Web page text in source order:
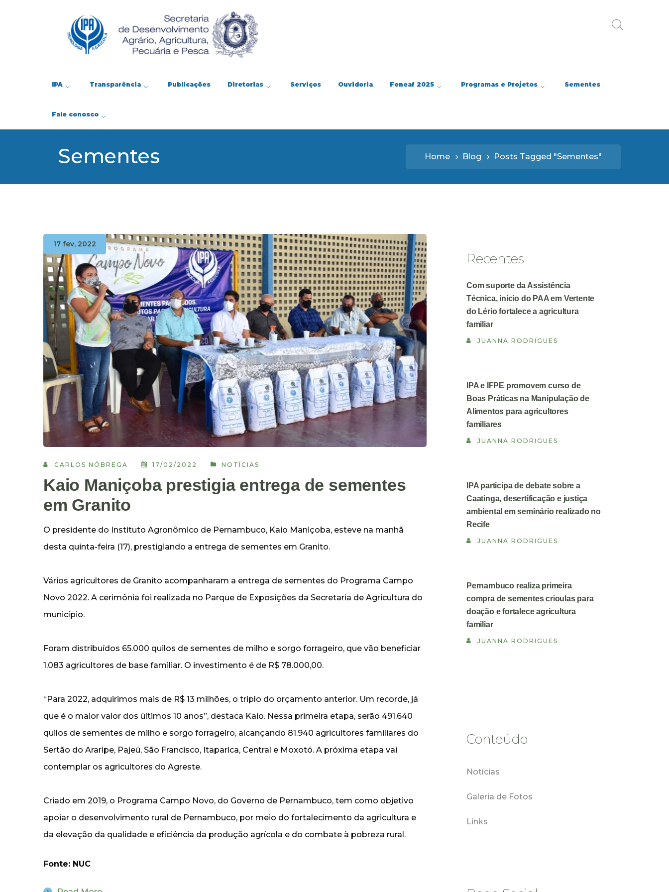
IPA Transparência Publicações Diretorias Serviços Ouvidoria Feneaf 2025 Programas e Projetos Sementes
Fale conosco
Sementes Home Blog Posts Tagged "Sementes"
17 fev, 2022
CARLOS NÓBREGA 17/02/2022 NOTÍCIAS
Kaio Maniçoba prestigia entrega de sementes
em Granito
O presidente do Instituto Agronômico de Pernambuco, Kaio Maniçoba, esteve na manhã
desta quinta-feira (17), prestigiando a entrega de sementes em Granito.
Vários agricultores de Granito acompanharam a entrega de sementes do Programa Campo
Novo 2022. A cerimônia foi realizada no Parque de Exposições da Secretaria de Agricultura do
município.
Foram distribuídos 65.000 quilos de sementes de milho e sorgo forrageiro, que vão beneficiar
1.083 agricultores de base familiar. O investimento é de R$ 78.000,00.
“Para 2022, adquirimos mais de R$ 13 milhões, o triplo do orçamento anterior. Um recorde, já
que é o maior valor dos últimos 10 anos”, destaca Kaio. Nessa primeira etapa, serão 491.640
quilos de sementes de milho e sorgo forrageiro, alcançando 81.940 agricultores familiares do
Sertão do Araripe, Pajeú, São Francisco, Itaparica, Central e Moxotó. A próxima etapa vai
contemplar os agricultores do Agreste.
Criado em 2019, o Programa Campo Novo, do Governo de Pernambuco, tem como objetivo
apoiar o desenvolvimento rural de Pernambuco, por meio do fortalecimento da agricultura e
da elevação da qualidade e eficiência da produção agrícola e do combate à pobreza rural.
Fonte: NUC
Recentes
Com suporte da Assistência
Técnica, início do PAA em Vertente
do Lério fortalece a agricultura
familiar
JUANNA RODRIGUES
IPA e IFPE promovem curso de
Boas Práticas na Manipulação de
Alimentos para agricultores
familiares
JUANNA RODRIGUES
IPA participa de debate sobre a
Caatinga, desertificação e justiça
ambiental em seminário realizado no
Recife
JUANNA RODRIGUES
Pernambuco realiza primeira
compra de sementes crioulas para
doação e fortalece agricultura
familiar
JUANNA RODRIGUES
Conteúdo
Notícias
Galeria de Fotos
Links